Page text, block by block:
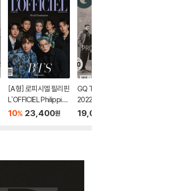
[A형] 로피시엘 필리핀
L'OFFICIEL Philippine
s : 2021년 Winter Iss
10% 23,400원
GQ Thailand (월간) :
2022년 1월 : 지큐 태국
판 BTS 방탄소년단 커
19,000